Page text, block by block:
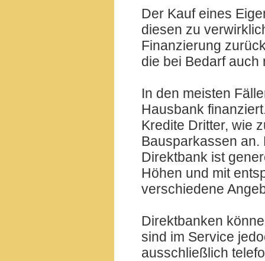
Der Kauf eines
diesen zu
Finanzierung
die bei Bedarf
In den meisten
Hausbank
Kredite Dritter, wie
Bausparkassen
Direktbank ist
Höhen und mit
verschiedene
Direktbanken
sind im Service
ausschließlich